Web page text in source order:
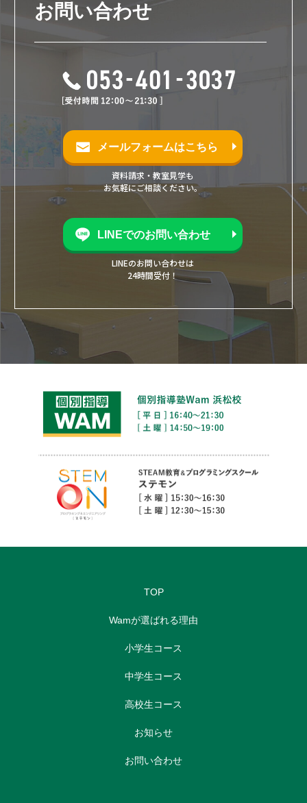
お問い合わせ
メールフォームはこちら
資料請求・教室見学も
お気軽にご相談ください。
LINEでのお問い合わせ
LINEのお問い合わせは
24時間受付！
TOP
Wamが選ばれる理由
小学生コース
中学生コース
高校生コース
お知らせ
お問い合わせ